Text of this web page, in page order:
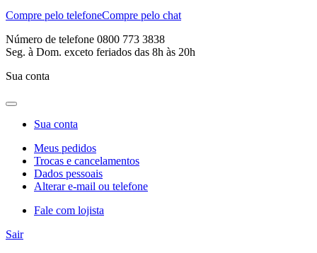
Compre pelo telefoneCompre pelo chat
Número de telefone 0800 773 3838
Seg. à Dom. exceto feriados das 8h às 20h
Sua conta
Sua conta
Meus pedidos
Trocas e cancelamentos
Dados pessoais
Alterar e-mail ou telefone
Fale com lojista
Sair